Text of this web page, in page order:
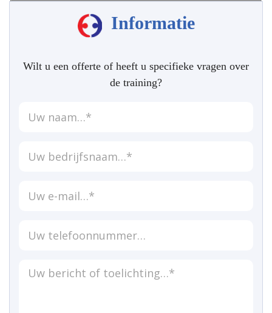
Informatie
Wilt u een offerte of heeft u specifieke vragen over
de training?